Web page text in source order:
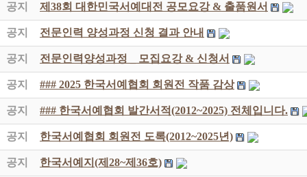
공지 제38회 대한민국서예대전 공모요강 & 출품원서
공지 전문인력 양성과정 신청 결과 안내
공지 전문인력양성과정 _ 모집요강 & 신청서
공지 ### 2025 한국서예협회 회원전 작품 감상
공지 ### 한국서예협회 발간서적(2012~2025) 전체입니다.
공지 한국서예협회 회원전 도록(2012~2025년)
공지 한국서예지(제28~제36호)